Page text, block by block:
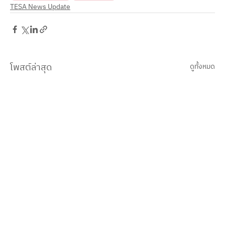
TESA News Update
โพสต์ล่าสุด ดูทั้งหมด